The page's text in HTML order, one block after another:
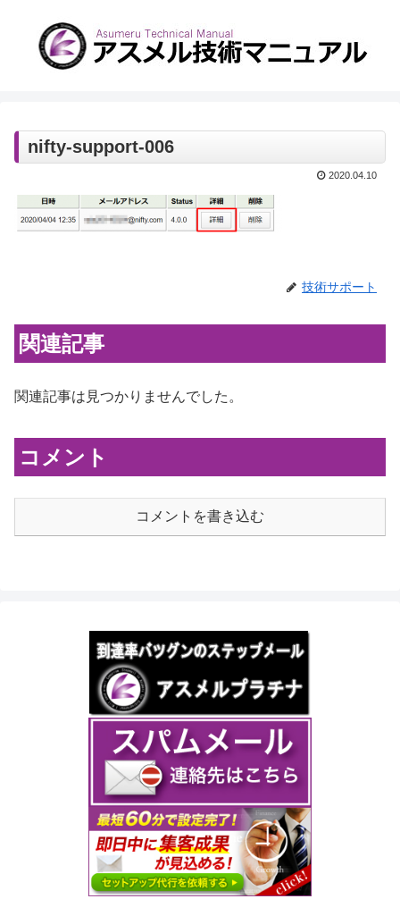
nifty-support-006
2020.04.10
技術サポート
関連記事
関連記事は見つかりませんでした。
コメント
コメントを書き込む